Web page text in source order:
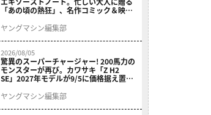
「あの頃の熱狂」、名作コミック＆映画
結！
ヤングマシン編集部
2026/08/05
驚異のスーパーチャージャー! 200馬力の
モンスターが再び。カワサキ「Z H2
SE」2027年モデルが9/5に価格据え置き
ヤングマシン編集部